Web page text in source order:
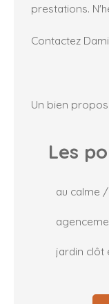
prestations.
Contactez
Un bien
Les
au calme
jardin clôt